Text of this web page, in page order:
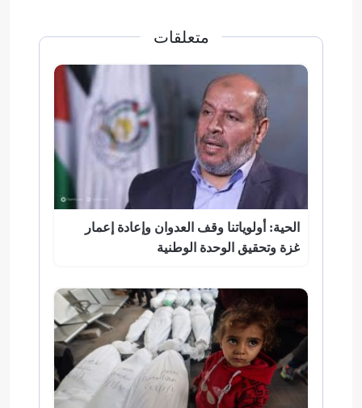
متعلقات
الحية: أولوياتنا وقف العدوان وإعادة إعمار
غزة وتحقيق الوحدة الوطنية